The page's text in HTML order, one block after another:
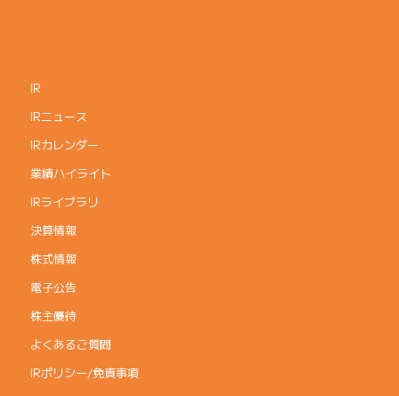
IR
IRニュース
IRカレンダー
業績ハイライト
IRライブラリ
決算情報
株式情報
電子公告
株主優待
よくあるご質問
IRポリシー/免責事項